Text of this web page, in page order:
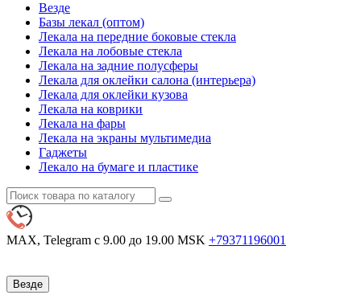
Везде
Базы лекал (оптом)
Лекала на передние боковые стекла
Лекала на лобовые стекла
Лекала на задние полусферы
Лекала для оклейки салона (интерьера)
Лекала для оклейки кузова
Лекала на коврики
Лекала на фары
Лекала на экраны мультимедиа
Гаджеты
Лекало на бумаге и пластике
MAX, Telegram с 9.00 до 19.00 MSK +79371196001
Везде